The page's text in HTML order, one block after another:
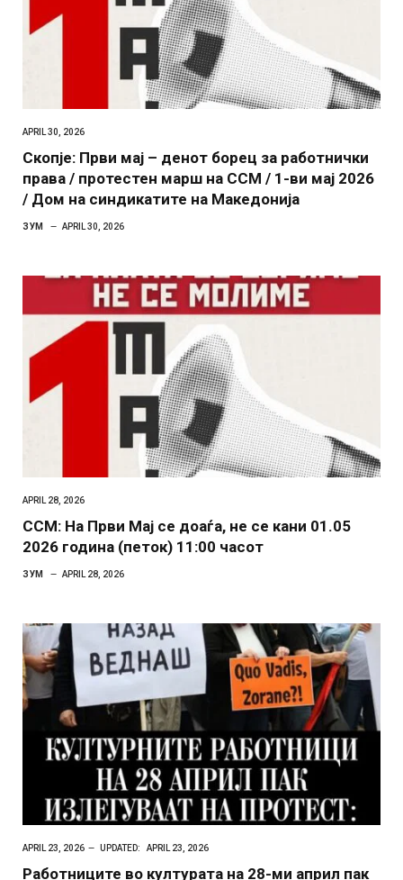
APRIL 30, 2026
Скопје: Први мај – денот борец за работнички
права / протестен марш на ССМ / 1-ви мај 2026
/ Дом на синдикатите на Македонија
ЗУМ APRIL 30, 2026
APRIL 28, 2026
ССМ: На Први Мај се доаѓа, не се кани 01.05
2026 година (петок) 11:00 часот
ЗУМ APRIL 28, 2026
APRIL 23, 2026 UPDATED: APRIL 23, 2026
Работниците во културата на 28-ми април пак